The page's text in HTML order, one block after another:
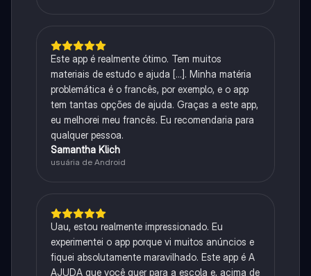
Este app é realmente ótimo. Tem muitos
materiais de estudo e ajuda [...]. Minha matéria
problemática é o francês, por exemplo, e o app
tem tantas opções de ajuda. Graças a este app,
eu melhorei meu francês. Eu recomendaria para
qualquer pessoa.
Samantha Klich
usuária de Android
Uau, estou realmente impressionado. Eu
experimentei o app porque vi muitos anúncios e
fiquei absolutamente maravilhado. Este app é A
AJUDA que você quer para a escola e, acima de